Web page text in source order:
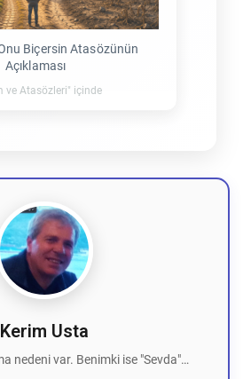
Biçersin Atasözünün
Açıklaması
ve Atasözleri" içinde
Kerim Usta
nedeni var. Benimki ise "Sevda"…